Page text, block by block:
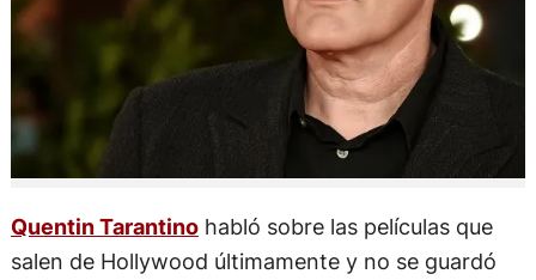
Quentin Tarantinohabló sobre las películas que
salen de Hollywood últimamente y no se guardó